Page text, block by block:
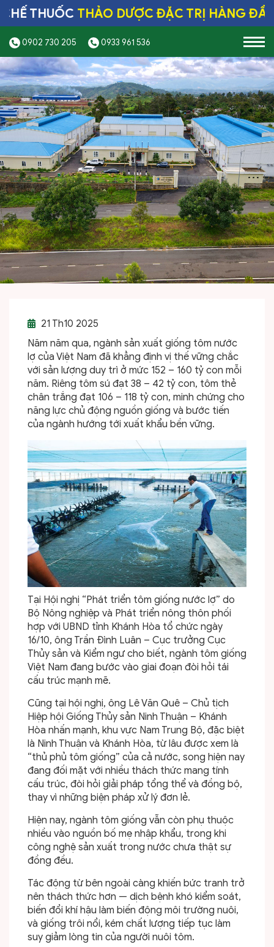
THẢO DƯỢC ĐẶC TRỊ HÀNG ĐẦU
0902 730 205 0933 961 536
21 Th10 2025
Năm năm qua, ngành sản xuất giống tôm nước
lợ của Việt Nam đã khẳng định vị thế vững chắc
với sản lượng duy trì ở mức 152 – 160 tỷ con mỗi
năm. Riêng tôm sú đạt 38 – 42 tỷ con, tôm thẻ
chân trắng đạt 106 – 118 tỷ con, minh chứng cho
năng lực chủ động nguồn giống và bước tiến
của ngành hướng tới xuất khẩu bền vững.
Tại Hội nghị “Phát triển tôm giống nước lợ” do
Bộ Nông nghiệp và Phát triển nông thôn phối
hợp với UBND tỉnh Khánh Hòa tổ chức ngày
16/10, ông Trần Đình Luân – Cục trưởng Cục
Thủy sản và Kiểm ngư cho biết, ngành tôm giống
Việt Nam đang bước vào giai đoạn đòi hỏi tái
cấu trúc mạnh mẽ.
Cũng tại hội nghị, ông Lê Văn Quê – Chủ tịch
Hiệp hội Giống Thủy sản Ninh Thuận – Khánh
Hòa nhấn mạnh, khu vực Nam Trung Bộ, đặc biệt
là Ninh Thuận và Khánh Hòa, từ lâu được xem là
“thủ phủ tôm giống” của cả nước, song hiện nay
đang đối mặt với nhiều thách thức mang tính
cấu trúc, đòi hỏi giải pháp tổng thể và đồng bộ,
thay vì những biện pháp xử lý đơn lẻ.
Hiện nay, ngành tôm giống vẫn còn phụ thuộc
nhiều vào nguồn bố mẹ nhập khẩu, trong khi
công nghệ sản xuất trong nước chưa thật sự
đồng đều.
Tác động từ bên ngoài càng khiến bức tranh trở
nên thách thức hơn — dịch bệnh khó kiểm soát,
biến đổi khí hậu làm biến động môi trường nuôi,
và giống trôi nổi, kém chất lượng tiếp tục làm
suy giảm lòng tin của người nuôi tôm.